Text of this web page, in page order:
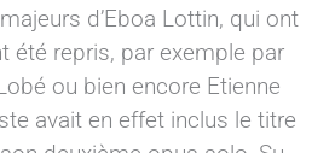
d’Eboa Lottin, qui ont
été repris, par exemple par
ou bien encore Etienne
avait en effet inclus le titre